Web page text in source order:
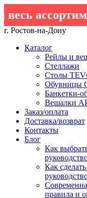
г. Ростов-на-Дону
Каталог
Рейлы и
Стеллажи
Столы
Обувницы
Банкетки-
Вешалки
Заказ/оплата
Доставка/возврат
Контакты
Блог
Как
Как
правила и